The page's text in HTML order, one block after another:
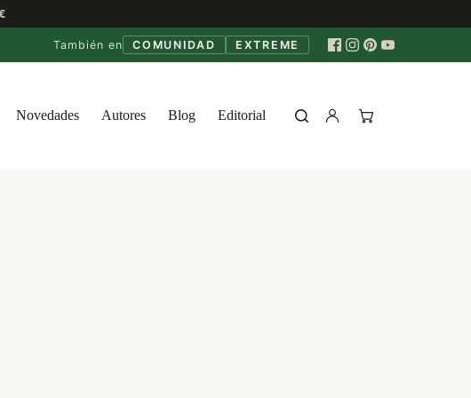
También en COMUNIDAD EXTREME
Novedades Autores Blog Editorial